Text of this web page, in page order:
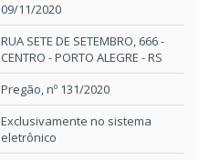
09/11/2020
RUA SETE DE SETEMBRO, 666 -
CENTRO - PORTO ALEGRE - RS
Pregão, nº 131/2020
Exclusivamente no sistema
eletrônico